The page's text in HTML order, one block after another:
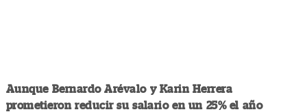
Aunque Bernardo Arévalo y Karin Herrera
prometieron reducir su salario en un 25% el año